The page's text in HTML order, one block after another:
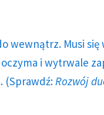
wewnątrz. Musi się
i wytrwale
(Sprawdź: Rozwój